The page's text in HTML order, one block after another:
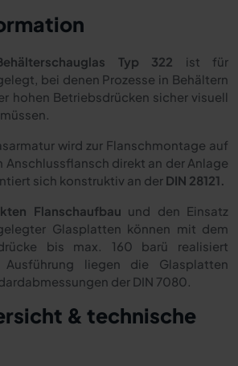
Typ 322 ist für
bei denen Prozesse in Behältern
hohen Betriebsdrücken sicher visuell
wird zur Flanschmontage auf
Anschlussflansch direkt an der Anlage
sich konstruktiv an der DIN 28121.
Flanschaufbau und den Einsatz
Glasplatten können mit dem
bis max. 160 barü realisiert
liegen die Glasplatten
der DIN 7080.
& technische